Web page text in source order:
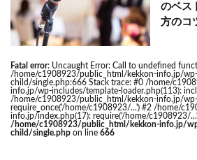
のベス
方のコ
Fatal error: Uncaught Error: Call to undefined
/home/c1908923/public_html/kekkon-info.jp/
child/single.php:666 Stack trace: #0 /home/
info.jp/wp-includes/template-loader.php(113):
/home/c1908923/public_html/kekkon-info.jp/wp-
require_once('/home/c1908923/...') #2 /home/
info.jp/index.php(17): require('/home/c1908923/
/home/c1908923/public_html/kekkon-info.jp/
child/single.php on line 666